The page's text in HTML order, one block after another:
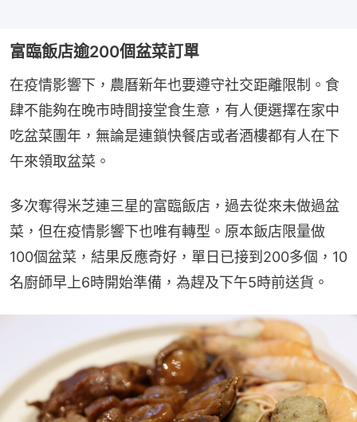
富臨飯店逾200個盆菜訂單
在疫情影響下，農曆新年也要遵守社交距離限制。食
肆不能夠在晚市時間接堂食生意，有人便選擇在家中
吃盆菜團年，無論是連鎖快餐店或者酒樓都有人在下
午來領取盆菜。
多次奪得米芝連三星的富臨飯店，過去從來未做過盆
菜，但在疫情影響下也唯有轉型。原本飯店限量做
100個盆菜，結果反應奇好，單日已接到200多個，10
名廚師早上6時開始準備，為趕及下午5時前送貨。